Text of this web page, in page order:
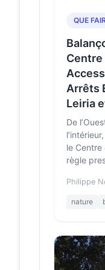
Venha
no distrito
Centro.
Baloiço
Serra da
Arada –
Baloiços
Portugal
Venha
Arada,
Sul, no
Centro.
Baloiços
Jornal
YouTube
Baloiço da
QUE
Centre
Arrêts
Leiria
De
le
règle
Philippe
nature